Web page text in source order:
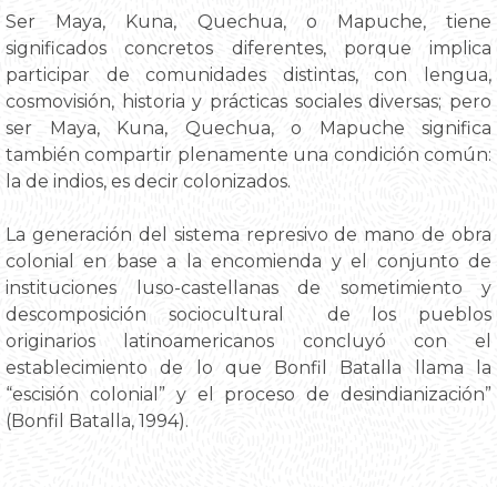
Ser Maya, Kuna, Quechua, o Mapuche, tiene
significados concretos diferentes, porque implica
participar de comunidades distintas, con lengua,
cosmovisión, historia y prácticas sociales diversas; pero
ser Maya, Kuna, Quechua, o Mapuche significa
también compartir plenamente una condición común:
la de indios, es decir colonizados.
La generación del sistema represivo de mano de obra
colonial en base a la encomienda y el conjunto de
instituciones luso-castellanas de sometimiento y
descomposición sociocultural de los pueblos
originarios latinoamericanos concluyó con el
establecimiento de lo que Bonfil Batalla llama la
“escisión colonial” y el proceso de desindianización”
(Bonfil Batalla, 1994).